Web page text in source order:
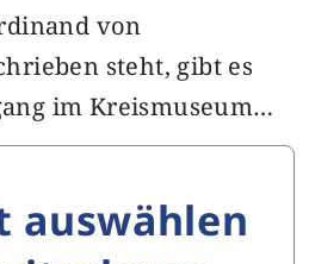
von
steht, gibt es
im Kreismuseum…
auswählen